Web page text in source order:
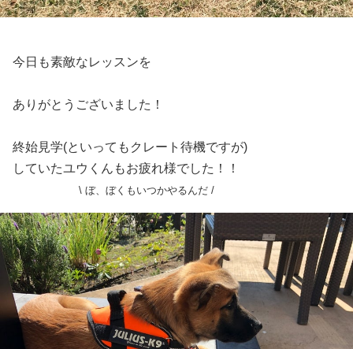
今日も素敵なレッスンを
ありがとうございました！
終始見学(といってもクレート待機ですが)
していたユウくんもお疲れ様でした！！
\ ぼ、ぼくもいつかやるんだ /